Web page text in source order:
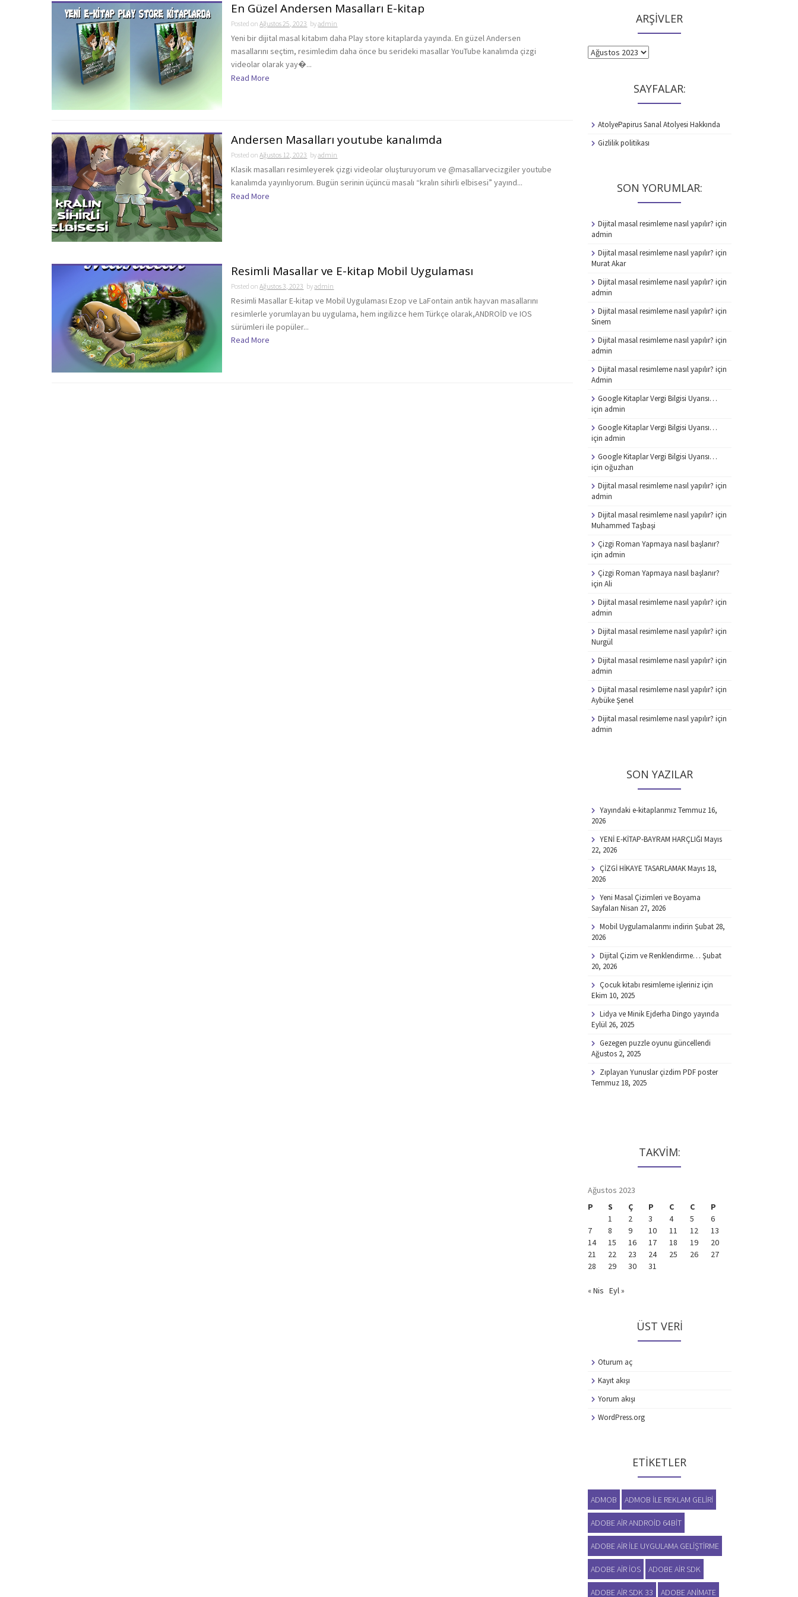
En Güzel Andersen Masalları E-kitap
Posted onAğustos 25, 2023 byadmin
Yeni bir dijital masal kitabım daha Play store kitaplarda yayında. En güzel Andersen
masallarını seçtim, resimledim daha önce bu serideki masallar YouTube kanalımda çizgi
videolar olarak yay�...
Read More
Andersen Masalları youtube kanalımda
Posted onAğustos 12, 2023 byadmin
Klasik masalları resimleyerek çizgi videolar oluşturuyorum ve @masallarvecizgiler youtube
kanalımda yayınlıyorum. Bugün serinin üçüncü masalı “kralın sihirli elbisesi” yayınd...
Read More
Resimli Masallar ve E-kitap Mobil Uygulaması
Posted onAğustos 3, 2023 byadmin
Resimli Masallar E-kitap ve Mobil Uygulaması Ezop ve LaFontain antik hayvan masallarını
resimlerle yorumlayan bu uygulama, hem ingilizce hem Türkçe olarak,ANDROİD ve IOS
sürümleri ile popüler...
Read More
ARŞİVLER
ARŞİVLER
SAYFALAR:
AtolyePapirus Sanal Atolyesi Hakkında
Gizlilik politikası
SON YORUMLAR:
Dijital masal resimleme nasıl yapılır? için
admin
Dijital masal resimleme nasıl yapılır? için
Murat Akar
Dijital masal resimleme nasıl yapılır? için
admin
Dijital masal resimleme nasıl yapılır? için
Sinem
Dijital masal resimleme nasıl yapılır? için
admin
Dijital masal resimleme nasıl yapılır? için
Admin
Google Kitaplar Vergi Bilgisi Uyarısı…
için admin
Google Kitaplar Vergi Bilgisi Uyarısı…
için admin
Google Kitaplar Vergi Bilgisi Uyarısı…
için oğuzhan
Dijital masal resimleme nasıl yapılır? için
admin
Dijital masal resimleme nasıl yapılır? için
Muhammed Taşbaşi
Çizgi Roman Yapmaya nasıl başlanır?
için admin
Çizgi Roman Yapmaya nasıl başlanır?
için Ali
Dijital masal resimleme nasıl yapılır? için
admin
Dijital masal resimleme nasıl yapılır? için
Nurgül
Dijital masal resimleme nasıl yapılır? için
admin
Dijital masal resimleme nasıl yapılır? için
Aybüke Şenel
Dijital masal resimleme nasıl yapılır? için
admin
SON YAZILAR
Yayındaki e-kitaplarımız Temmuz 16,
2026
YENİ E-KİTAP-BAYRAM HARÇLIĞI Mayıs
22, 2026
ÇİZGİ HİKAYE TASARLAMAK Mayıs 18,
2026
Yeni Masal Çizimleri ve Boyama
Sayfaları Nisan 27, 2026
Mobil Uygulamalarımı indirin Şubat 28,
2026
Dijital Çizim ve Renklendirme… Şubat
20, 2026
Çocuk kitabı resimleme işleriniz için
Ekim 10, 2025
Lidya ve Minik Ejderha Dingo yayında
Eylül 26, 2025
Gezegen puzzle oyunu güncellendi
Ağustos 2, 2025
Zıplayan Yunuslar çizdim PDF poster
Temmuz 18, 2025
TAKVİM:
Ağustos 2023
P
S Ç P C C
P
1
2 3 4 5
6
7
8 9 10 11 12
13
14
15 16 17 18 19
20
21
22 23 24 25 26
27
28
29 30 31
« Nis Eyl »
ÜST VERI
Oturum aç
Kayıt akışı
Yorum akışı
WordPress.org
ETIKETLER
ADMOB ADMOB ILE REKLAM GELIRI
ADOBE AIR ANDROID 64BIT
ADOBE AIR ILE UYGULAMA GELIŞTIRME
ADOBE AIR IOS ADOBE AIR SDK
ADOBE AIR SDK 33 ADOBE ANIMATE